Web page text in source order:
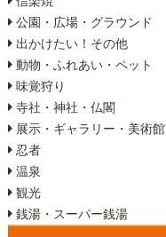
公園・広場・グラウンド
出かけたい！その他
動物・ふれあい・ペット
味覚狩り
寺社・神社・仏閣
展示・ギャラリー・美術館
忍者
温泉
観光
銭湯・スーパー銭湯